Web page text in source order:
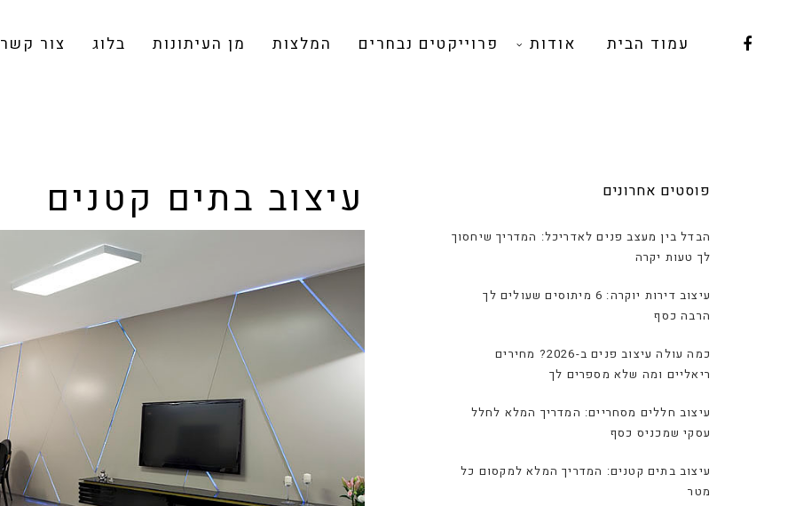
עמוד הבית אודות פרוייקטים נבחרים המלצות מן העיתונות בלוג צור קשר
עיצוב בתים קטנים פוסטים אחרונים
הבדל בין מעצב פנים לאדריכל: המדריך שיחסוך
לך טעות יקרה
עיצוב דירות יוקרה: 6 מיתוסים שעולים לך
הרבה כסף
כמה עולה עיצוב פנים ב-2026? מחירים
ריאליים ומה שלא מספרים לך
עיצוב חללים מסחריים: המדריך המלא לחלל
עסקי שמכניס כסף
עיצוב בתים קטנים: המדריך המלא למקסום כל
מטר